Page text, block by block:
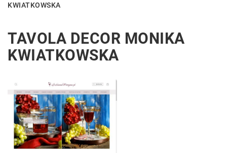
KWIATKOWSKA
TAVOLA DECOR MONIKA
KWIATKOWSKA